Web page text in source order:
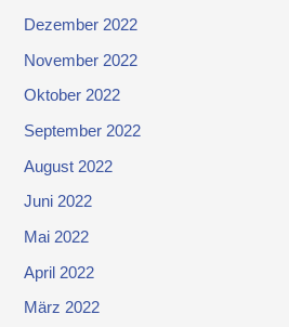
Dezember 2022
November 2022
Oktober 2022
September 2022
August 2022
Juni 2022
Mai 2022
April 2022
März 2022